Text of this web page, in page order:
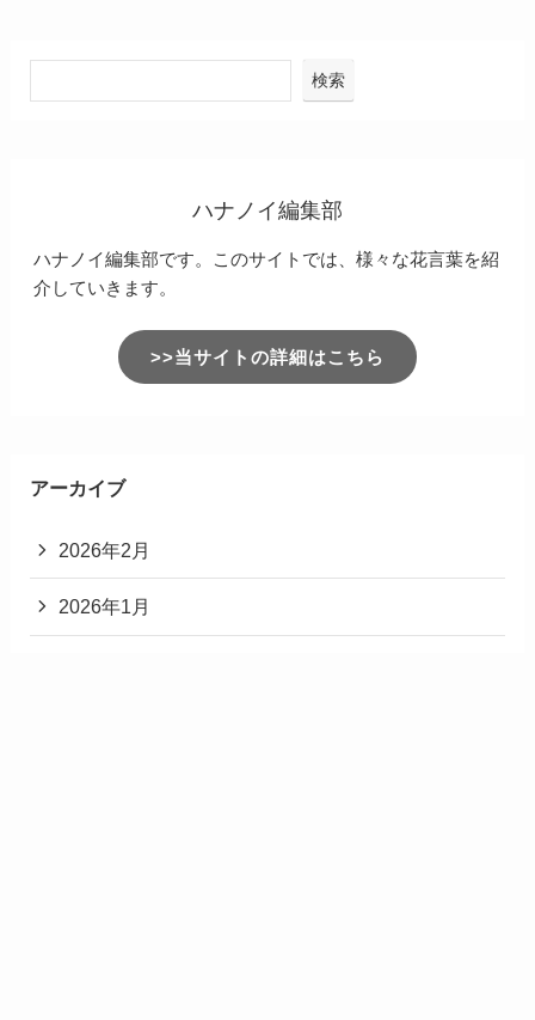
検索
ハナノイ編集部
ハナノイ編集部です。このサイトでは、様々な花言葉を紹
介していきます。
>>当サイトの詳細はこちら
アーカイブ
2026年2月
2026年1月